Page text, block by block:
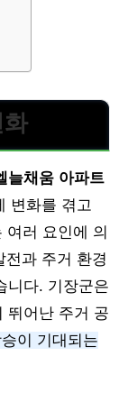
화
늘채움 아파트
변화를 겪고
여러 요인에 의
과 주거 환경
니다. 기장군은
뛰어난 주거 공
이 기대되는